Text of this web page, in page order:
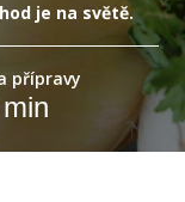
je na světě.
přípravy